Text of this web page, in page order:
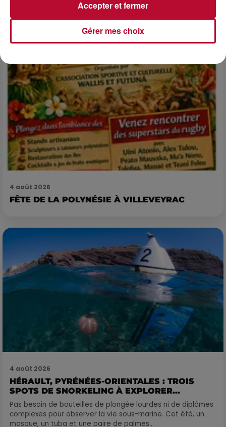
Après un franc succès l'été dernier, le spectacle « Le Rêve
du gladiateur » revient illuminer l'amphithéâtre romain les 6,
7 et 8 août. Une fresque nocturne...
4 août 2026
FÊTE DE LA POLYNÉSIE À VILLEVEYRAC
4 août 2026
HÉRAULT, PYRÉNÉES-ORIENTALES : TROIS
SPOTS DE SNORKELING À EXPLORER...
Pas besoin de bouteilles de plongée lourdes ni de diplômes
complexes pour observer la vie sous-marine. Cet été, un
masque, un tuba et une paire de palmes...
Gérer mes choix
Accepter et fermer